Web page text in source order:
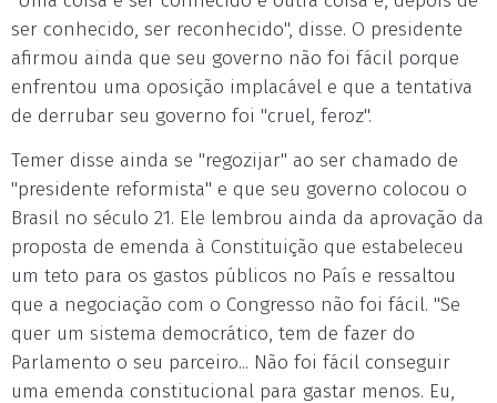
ser conhecido, ser reconhecido", disse. O presidente
afirmou ainda que seu governo não foi fácil porque
enfrentou uma oposição implacável e que a tentativa
de derrubar seu governo foi "cruel, feroz".
Temer disse ainda se "regozijar" ao ser chamado de
"presidente reformista" e que seu governo colocou o
Brasil no século 21. Ele lembrou ainda da aprovação da
proposta de emenda à Constituição que estabeleceu
um teto para os gastos públicos no País e ressaltou
que a negociação com o Congresso não foi fácil. "Se
quer um sistema democrático, tem de fazer do
Parlamento o seu parceiro... Não foi fácil conseguir
uma emenda constitucional para gastar menos. Eu,